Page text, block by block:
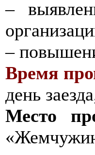
–
–
Время
день
Место